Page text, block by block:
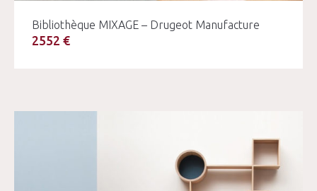
Bibliothèque MIXAGE – Drugeot Manufacture
2552 €